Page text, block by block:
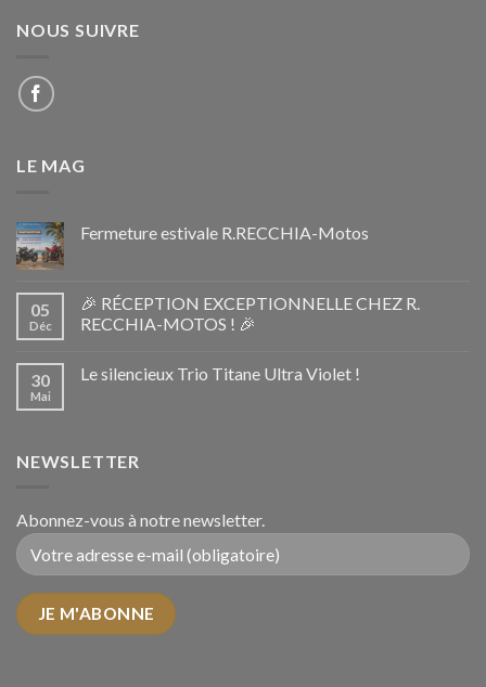
NOUS SUIVRE
LE MAG
Fermeture estivale R.RECCHIA-Motos
05
Déc
🎉 RÉCEPTION EXCEPTIONNELLE CHEZ R.
RECCHIA-MOTOS ! 🎉
30
Mai
Le silencieux Trio Titane Ultra Violet !
NEWSLETTER
Abonnez-vous à notre newsletter.